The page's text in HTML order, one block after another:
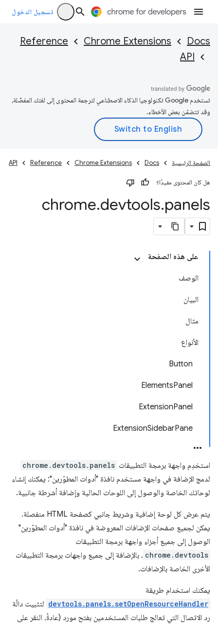
تسجيل الدخول
Docs
Chrome Extensions
Reference
API
تستخدم Google تكنولوجيا الذكاء الاصطناعي لترجمة المحتوى إلى لغتك المفضّلة،
وقد تتضمّن بعض الأخطاء.
الصفحة الرئيسية Docs
Chrome Extensions
Reference
API
هل كان المحتوى مفيدًا؟
chrome.devtools.panels
على هذه الصفحة
الوصف
البيان
مثال
الأنواع
Button
ElementsPanel
ExtensionPanel
ExtensionSidebarPane
استخدِم واجهة برمجة التطبيقات chrome.devtools.panels
لدمج الإضافة في واجهة مستخدم نافذة "أدوات المطوّرين": يمكنك إنشاء
لوحاتك الخاصة والوصول إلى اللوحات الحالية وإضافة أشرطة جانبية.
يتم عرض كل لوحة إضافية وشريط جانبي كصفحة HTML منفصلة.
يمكن لجميع صفحات الإضافات المعروضة في نافذة "أدوات المطوّرين"
الوصول إلى جميع أجزاء واجهة برمجة التطبيقات
chrome.devtools ، بالإضافة إلى جميع واجهات برمجة التطبيقات
الأخرى الخاصة بالإضافات.
يمكنك استخدام طريقة
devtools.panels.setOpenResourceHandler لتثبيت دالّة
رد الاتصال التي تعالج طلبات المستخدمين بفتح مورد (عادةً، النقر على